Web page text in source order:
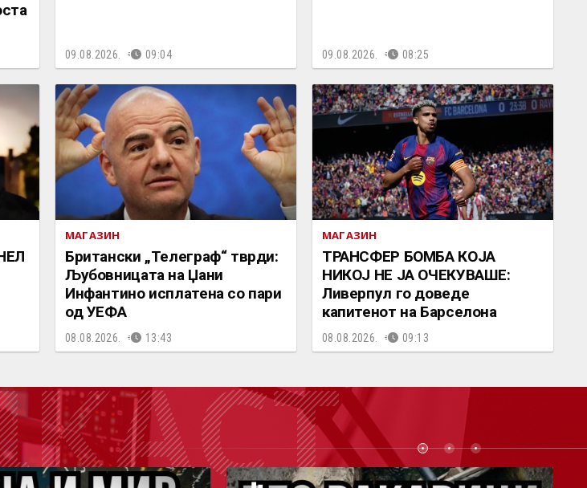
09.08.2026. 09:04 09.08.2026. 08:25
МАГАЗИН
Британски „Телеграф“ тврди:
Љубовницата на Џани
Инфантино исплатена со пари
од УЕФА
08.08.2026. 13:43
МАГАЗИН
ТРАНСФЕР БОМБА КОЈА
НИКОЈ НЕ ЈА ОЧЕКУВАШЕ:
Ливерпул го доведе
капитенот на Барселона
08.08.2026. 09:13